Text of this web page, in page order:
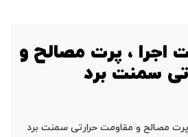
اجرا ، پرت مصالح و
سمنت برد
مصالح و مقاومت حرارتی سمنت برد